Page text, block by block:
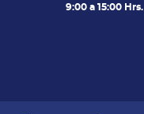
9:00 a 15:00 Hrs.